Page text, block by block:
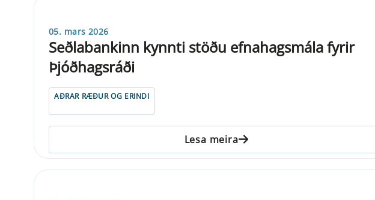
05. mars 2026
Seðlabankinn kynnti stöðu efnahagsmála fyrir
Þjóðhagsráði
AÐRAR RÆÐUR OG ERINDI
Lesa meira